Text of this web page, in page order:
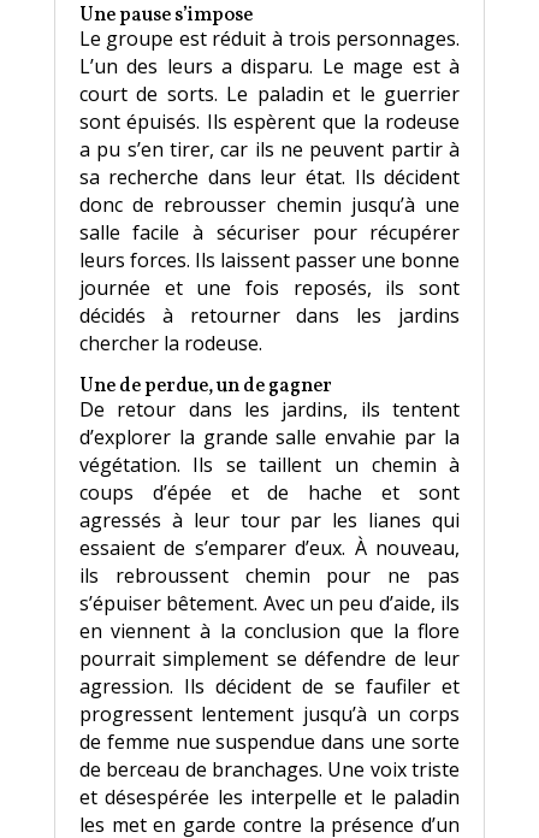
Une pause s’impose
Le groupe est réduit à trois personnages.
L’un des leurs a disparu. Le mage est à
court de sorts. Le paladin et le guerrier
sont épuisés. Ils espèrent que la rodeuse
a pu s’en tirer, car ils ne peuvent partir à
sa recherche dans leur état. Ils décident
donc de rebrousser chemin jusqu’à une
salle facile à sécuriser pour récupérer
leurs forces. Ils laissent passer une bonne
journée et une fois reposés, ils sont
décidés à retourner dans les jardins
chercher la rodeuse.
Une de perdue, un de gagner
De retour dans les jardins, ils tentent
d’explorer la grande salle envahie par la
végétation. Ils se taillent un chemin à
coups d’épée et de hache et sont
agressés à leur tour par les lianes qui
essaient de s’emparer d’eux. À nouveau,
ils rebroussent chemin pour ne pas
s’épuiser bêtement. Avec un peu d’aide, ils
en viennent à la conclusion que la flore
pourrait simplement se défendre de leur
agression. Ils décident de se faufiler et
progressent lentement jusqu’à un corps
de femme nue suspendue dans une sorte
de berceau de branchages. Une voix triste
et désespérée les interpelle et le paladin
les met en garde contre la présence d’un